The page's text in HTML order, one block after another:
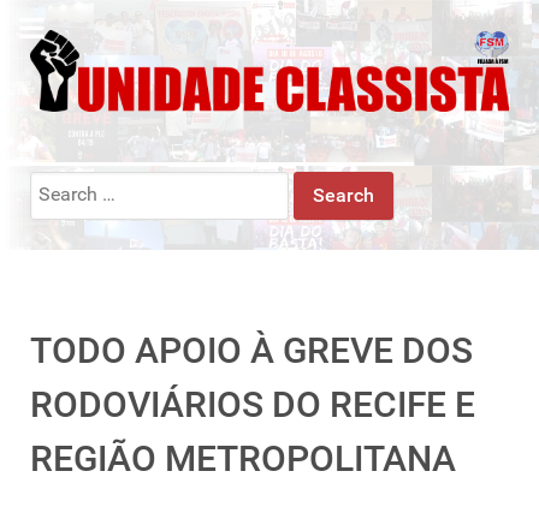
Search
TODO APOIO À GREVE DOS
RODOVIÁRIOS DO RECIFE E
REGIÃO METROPOLITANA